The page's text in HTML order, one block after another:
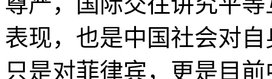
表现，也是中国社会对
只是对菲律宾，更是目